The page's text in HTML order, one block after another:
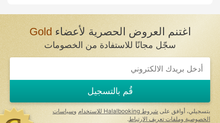
اغتنم العروض الحصرية لأعضاءGold
سجّل مجانًا للاستفادة من الخصومات
قُم بالتسجيل
بتسجيلي، أوافق على شروط Halalbooking للاستخدام وسياسات
الخصوصية وملفات تعريف الارتباط .